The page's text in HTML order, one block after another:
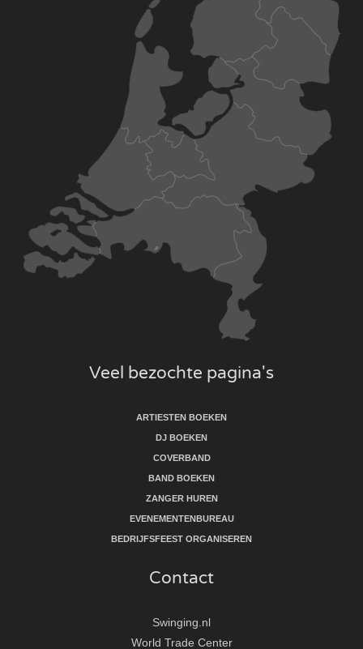
Veel bezochte pagina's
ARTIESTEN BOEKEN
DJ BOEKEN
COVERBAND
BAND BOEKEN
ZANGER HUREN
EVENEMENTENBUREAU
BEDRIJFSFEEST ORGANISEREN
Contact
Swinging.nl
World Trade Center